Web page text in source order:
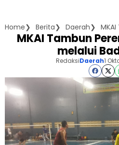
Home Berita Daerah
MKAI Tambun
melalui
RedaksiDaerah1